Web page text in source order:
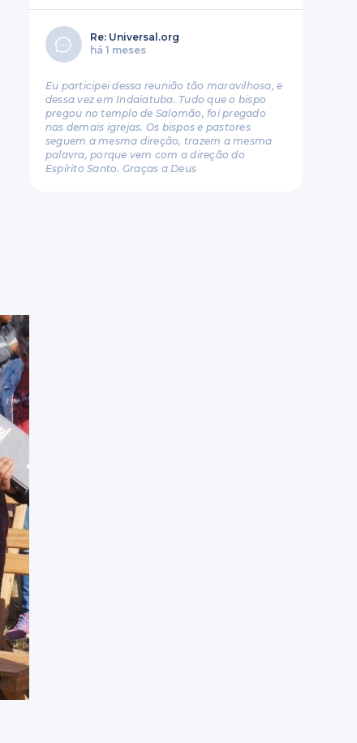
Re: Universal.org
há 1 meses
Eu participei dessa reunião tão maravilhosa, e
dessa vez em Indaiatuba. Tudo que o bispo
pregou no templo de Salomão, foi pregado
nas demais igrejas. Os bispos e pastores
seguem a mesma direção, trazem a mesma
palavra, porque vem com a direção do
Espírito Santo. Graças a Deus